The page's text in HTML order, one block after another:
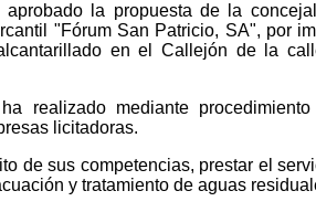
la propuesta de la
"Fórum San Patricio, SA", por
en el Callejón de la
realizado mediante
licitadoras.
de sus competencias, prestar el
y tratamiento de aguas